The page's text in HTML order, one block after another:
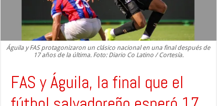
Águila y FAS protagonizaron un clásico nacional en una final después de
17 años de la última. Foto: Diario Co Latino / Cortesía.
FAS y Águila, la final que el